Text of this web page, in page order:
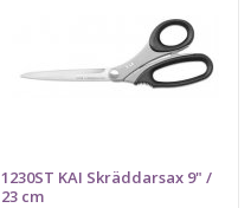
1230ST KAI Skräddarsax 9" /
23 cm